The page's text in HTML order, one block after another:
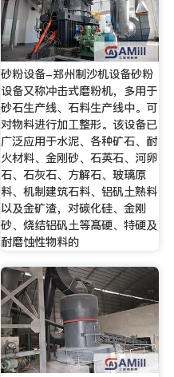
砂粉设备-郑州制沙机设备砂粉
设备又称冲击式磨粉机，多用于
砂石生产线、石料生产线中。可
对物料进行加工整形。该设备已
广泛应用于水泥、各种矿石、耐
火材料、金刚砂、石英石、河卵
石、石灰石、方解石、玻璃原
料、机制建筑石料、铝矾土熟料
以及金矿渣，对碳化硅、金刚
砂、烧结铝矾土等髙硬、特硬及
耐磨蚀性物料的